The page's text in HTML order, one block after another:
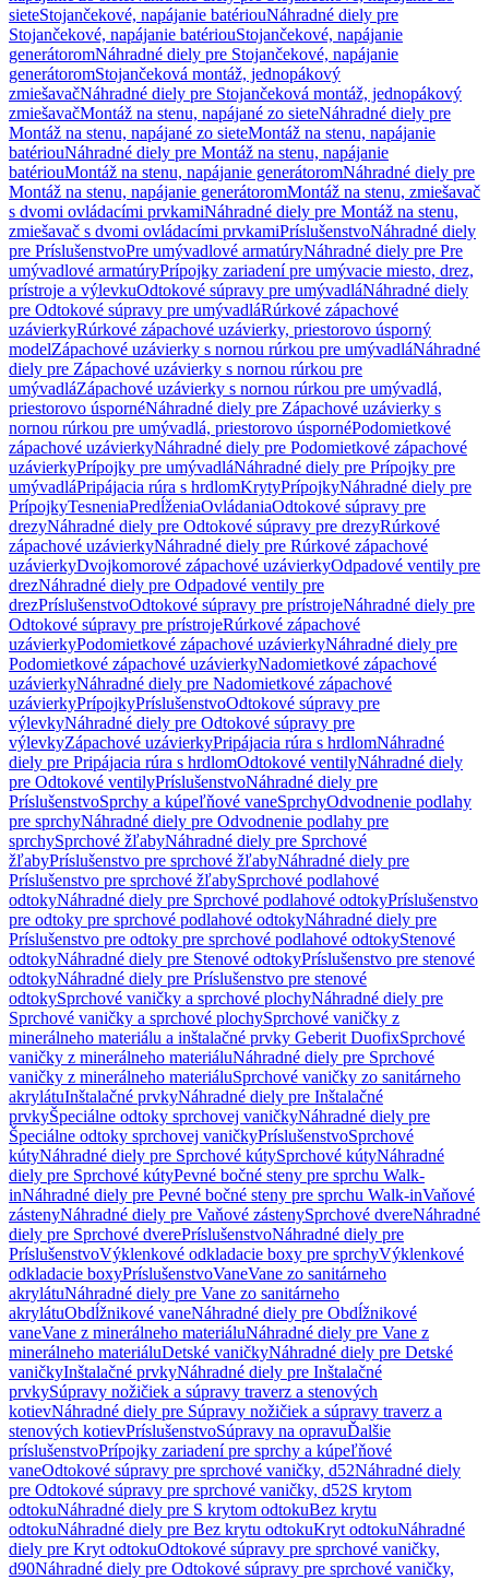
sieteStojančekové, napájanie batériouNáhradné diely pre
Stojančekové, napájanie batériouStojančekové, napájanie
generátoromNáhradné diely pre Stojančekové, napájanie
generátoromStojančeková montáž, jednopákový
zmiešavačNáhradné diely pre Stojančeková montáž, jednopákový
zmiešavačMontáž na stenu, napájané zo sieteNáhradné diely pre
Montáž na stenu, napájané zo sieteMontáž na stenu, napájanie
batériouNáhradné diely pre Montáž na stenu, napájanie
batériouMontáž na stenu, napájanie generátoromNáhradné diely pre
Montáž na stenu, napájanie generátoromMontáž na stenu, zmiešavač
s dvomi ovládacími prvkamiNáhradné diely pre Montáž na stenu,
zmiešavač s dvomi ovládacími prvkamiPríslušenstvoNáhradné diely
pre PríslušenstvoPre umývadlové armatúryNáhradné diely pre Pre
umývadlové armatúryPrípojky zariadení pre umývacie miesto, drez,
prístroje a výlevkuOdtokové súpravy pre umývadláNáhradné diely
pre Odtokové súpravy pre umývadláRúrkové zápachové
uzávierkyRúrkové zápachové uzávierky, priestorovo úsporný
modelZápachové uzávierky s nornou rúrkou pre umývadláNáhradné
diely pre Zápachové uzávierky s nornou rúrkou pre
umývadláZápachové uzávierky s nornou rúrkou pre umývadlá,
priestorovo úspornéNáhradné diely pre Zápachové uzávierky s
nornou rúrkou pre umývadlá, priestorovo úspornéPodomietkové
zápachové uzávierkyNáhradné diely pre Podomietkové zápachové
uzávierkyPrípojky pre umývadláNáhradné diely pre Prípojky pre
umývadláPripájacia rúra s hrdlomKrytyPrípojkyNáhradné diely pre
PrípojkyTesneniaPredĺženiaOvládaniaOdtokové súpravy pre
drezyNáhradné diely pre Odtokové súpravy pre drezyRúrkové
zápachové uzávierkyNáhradné diely pre Rúrkové zápachové
uzávierkyDvojkomorové zápachové uzávierkyOdpadové ventily pre
drezNáhradné diely pre Odpadové ventily pre
drezPríslušenstvoOdtokové súpravy pre prístrojeNáhradné diely pre
Odtokové súpravy pre prístrojeRúrkové zápachové
uzávierkyPodomietkové zápachové uzávierkyNáhradné diely pre
Podomietkové zápachové uzávierkyNadomietkové zápachové
uzávierkyNáhradné diely pre Nadomietkové zápachové
uzávierkyPrípojkyPríslušenstvoOdtokové súpravy pre
výlevkyNáhradné diely pre Odtokové súpravy pre
výlevkyZápachové uzávierkyPripájacia rúra s hrdlomNáhradné
diely pre Pripájacia rúra s hrdlomOdtokové ventilyNáhradné diely
pre Odtokové ventilyPríslušenstvoNáhradné diely pre
PríslušenstvoSprchy a kúpeľňové vaneSprchyOdvodnenie podlahy
pre sprchyNáhradné diely pre Odvodnenie podlahy pre
sprchySprchové žľabyNáhradné diely pre Sprchové
žľabyPríslušenstvo pre sprchové žľabyNáhradné diely pre
Príslušenstvo pre sprchové žľabySprchové podlahové
odtokyNáhradné diely pre Sprchové podlahové odtokyPríslušenstvo
pre odtoky pre sprchové podlahové odtokyNáhradné diely pre
Príslušenstvo pre odtoky pre sprchové podlahové odtokyStenové
odtokyNáhradné diely pre Stenové odtokyPríslušenstvo pre stenové
odtokyNáhradné diely pre Príslušenstvo pre stenové
odtokySprchové vaničky a sprchové plochyNáhradné diely pre
Sprchové vaničky a sprchové plochySprchové vaničky z
minerálneho materiálu a inštalačné prvky Geberit DuofixSprchové
vaničky z minerálneho materiáluNáhradné diely pre Sprchové
vaničky z minerálneho materiáluSprchové vaničky zo sanitárneho
akrylátuInštalačné prvkyNáhradné diely pre Inštalačné
prvkyŠpeciálne odtoky sprchovej vaničkyNáhradné diely pre
Špeciálne odtoky sprchovej vaničkyPríslušenstvoSprchové
kútyNáhradné diely pre Sprchové kútySprchové kútyNáhradné
diely pre Sprchové kútyPevné bočné steny pre sprchu Walk-
inNáhradné diely pre Pevné bočné steny pre sprchu Walk-inVaňové
zástenyNáhradné diely pre Vaňové zástenySprchové dvereNáhradné
diely pre Sprchové dverePríslušenstvoNáhradné diely pre
PríslušenstvoVýklenkové odkladacie boxy pre sprchyVýklenkové
odkladacie boxyPríslušenstvoVaneVane zo sanitárneho
akrylátuNáhradné diely pre Vane zo sanitárneho
akrylátuObdĺžnikové vaneNáhradné diely pre Obdĺžnikové
vaneVane z minerálneho materiáluNáhradné diely pre Vane z
minerálneho materiáluDetské vaničkyNáhradné diely pre Detské
vaničkyInštalačné prvkyNáhradné diely pre Inštalačné
prvkySúpravy nožičiek a súpravy traverz a stenových
kotievNáhradné diely pre Súpravy nožičiek a súpravy traverz a
stenových kotievPríslušenstvoSúpravy na opravuĎalšie
príslušenstvoPrípojky zariadení pre sprchy a kúpeľňové
vaneOdtokové súpravy pre sprchové vaničky, d52Náhradné diely
pre Odtokové súpravy pre sprchové vaničky, d52S krytom
odtokuNáhradné diely pre S krytom odtokuBez krytu
odtokuNáhradné diely pre Bez krytu odtokuKryt odtokuNáhradné
diely pre Kryt odtokuOdtokové súpravy pre sprchové vaničky,
d90Náhradné diely pre Odtokové súpravy pre sprchové vaničky,